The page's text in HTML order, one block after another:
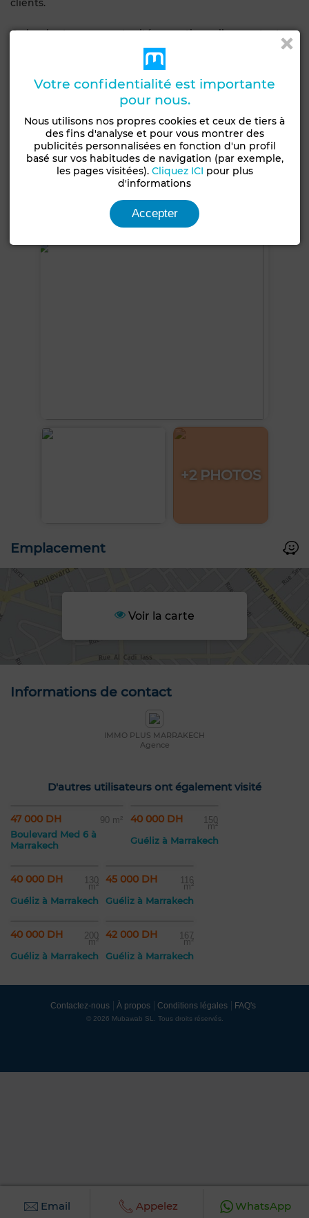
clients.
Ce local est une opportunité exceptionnelle pour toute
entreprise cherchant à s'installer au cœur de Marrakech,
dans une zone en plein essor commercial.
Caractéristiques générales
Type de bien
Local commercial
Etat
Bon état / habitable
Années
Voir plus de photos
+2 PHOTOS
Emplacement
Voir la carte
Informations de contact
IMMO PLUS MARRAKECH
Agence
D'autres utilisateurs ont également visité
47 000 DH 90 m²
Boulevard Med 6 à
Marrakech
40 000 DH 150
m²
Guéliz à Marrakech
40 000 DH 130
m²
Guéliz à Marrakech
45 000 DH 116
m²
Guéliz à Marrakech
40 000 DH 200
m²
Guéliz à Marrakech
42 000 DH 167
m²
Guéliz à Marrakech
Email Appelez WhatsApp
Contactez-nous À propos Conditions légales FAQ's
© 2026 Mubawab SL. Tous droits réservés.
Votre confidentialité est importante
pour nous.
Nous utilisons nos propres cookies et ceux de tiers à
des fins d'analyse et pour vous montrer des
publicités personnalisées en fonction d'un profil
basé sur vos habitudes de navigation (par exemple,
les pages visitées). Cliquez ICI pour plus
d'informations
Accepter